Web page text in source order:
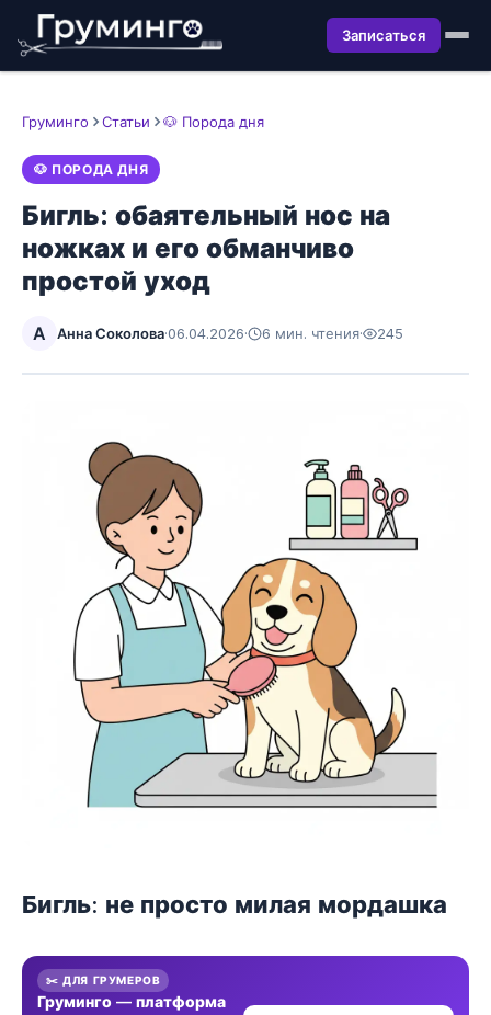
Записаться
Груминго Статьи 🐶 Порода дня
🐶 ПОРОДА ДНЯ
Бигль: обаятельный нос на
ножках и его обманчиво
простой уход
А Анна Соколова·06.04.2026· 6 мин. чтения· 245
Бигль: не просто милая мордашка
✂️ ДЛЯ ГРУМЕРОВ
Груминго — платформа